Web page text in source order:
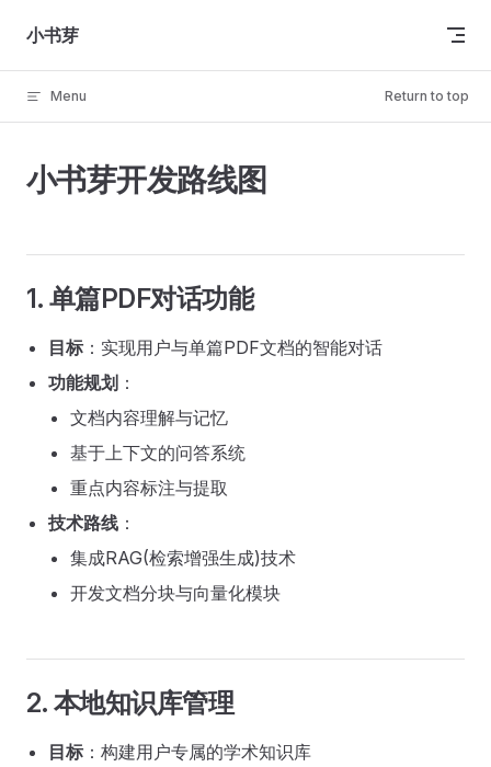
Skip to content
小书芽
Menu Return to top
小书芽开发路线图
1. 单篇PDF对话功能
目标 ：实现用户与单篇PDF文档的智能对话
功能规划 ：
文档内容理解与记忆
基于上下文的问答系统
重点内容标注与提取
技术路线 ：
集成RAG(检索增强生成)技术
开发文档分块与向量化模块
2. 本地知识库管理
目标 ：构建用户专属的学术知识库